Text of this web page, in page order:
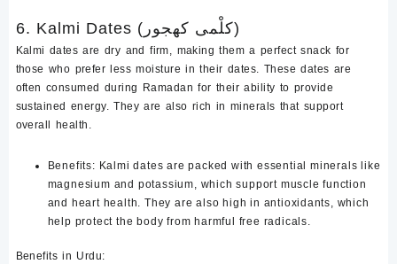
6. Kalmi Dates (کلْمی کھجور)
Kalmi dates are dry and firm, making them a perfect snack for
those who prefer less moisture in their dates. These dates are
often consumed during Ramadan for their ability to provide
sustained energy. They are also rich in minerals that support
overall health.
Benefits: Kalmi dates are packed with essential minerals like
magnesium and potassium, which support muscle function
and heart health. They are also high in antioxidants, which
help protect the body from harmful free radicals.
Benefits in Urdu: